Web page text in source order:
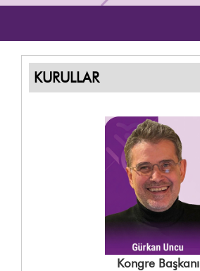
KURULLAR
Kongre Başkanı